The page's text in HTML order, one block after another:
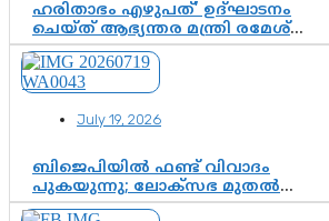
ഹരിതാഭം എഴുപത്’ ഉദ്ഘാടനം
ചെയ്ത് ആഭ്യന്തര മന്ത്രി രമേശ്
ചെന്നിത്തല; ആർ. ഹരികുമാറിന്റെ
സപ്തതി ആഘോഷങ്ങൾക്ക്
പ്രൗഢമായ തുടക്കം
July 19, 2026
ബിജെപിയിൽ ഫണ്ട് വിവാദം
പുകയുന്നു; ലോക്സഭ മുതൽ
നിയമസഭ വരെ 140 മണ്ഡലങ്ങളിലെ